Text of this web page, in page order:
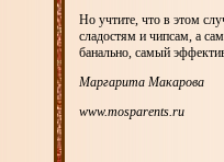
Но учтите, что в этом
сладостям и чипсам, а
банально, самый
Маргарита Макарова
www.mosparents.ru